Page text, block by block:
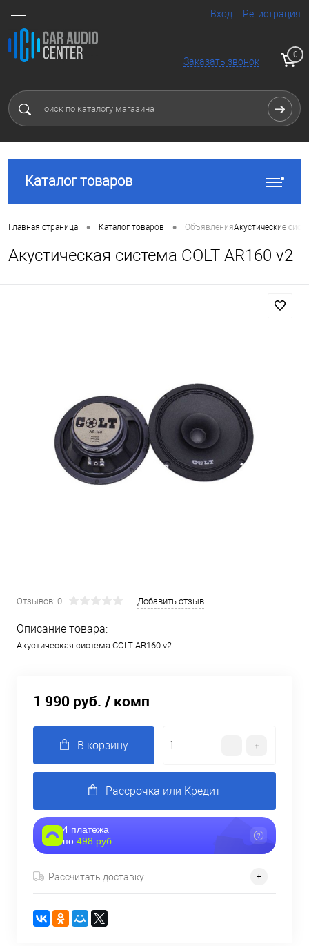
Вход Регистрация
Заказать звонок
0
Каталог товаров
Главная страница • Каталог товаров • ОбъявленияАкустические
Акустическая система COLT AR160 v2
Отзывов: 0 Добавить отзыв
Описание товара:
Акустическая система COLT AR160 v2
1 990 руб. / комп
В корзину
Рассрочка или Кредит
4 платежа
по 498 руб.
Рассчитать доставку